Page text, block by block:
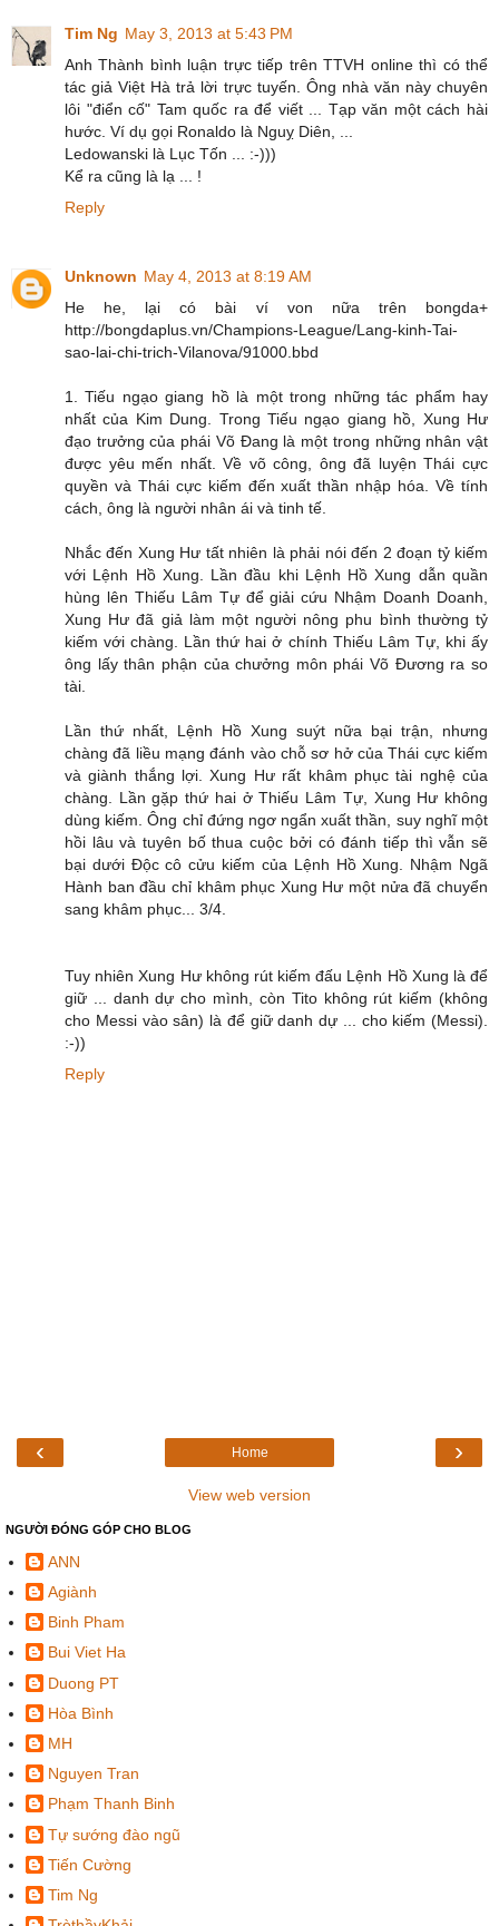
Tim Ng May 3, 2013 at 5:43 PM
Anh Thành bình luận trực tiếp trên TTVH online thì có thể
tác giả Việt Hà trả lời trực tuyến. Ông nhà văn này chuyên
lôi "điển cố" Tam quốc ra để viết ... Tạp văn một cách hài
hước. Ví dụ gọi Ronaldo là Nguỵ Diên, ...
Ledowanski là Lục Tốn ... :-)))
Kể ra cũng là lạ ... !
Reply
Unknown May 4, 2013 at 8:19 AM
He he, lại có bài ví von nữa trên bongda+
http://bongdaplus.vn/Champions-League/Lang-kinh-Tai-
sao-lai-chi-trich-Vilanova/91000.bbd
1. Tiếu ngạo giang hồ là một trong những tác phẩm hay
nhất của Kim Dung. Trong Tiếu ngạo giang hồ, Xung Hư
đạo trưởng của phái Võ Đang là một trong những nhân vật
được yêu mến nhất. Về võ công, ông đã luyện Thái cực
quyền và Thái cực kiếm đến xuất thần nhập hóa. Về tính
cách, ông là người nhân ái và tinh tế.
Nhắc đến Xung Hư tất nhiên là phải nói đến 2 đoạn tỷ kiếm
với Lệnh Hồ Xung. Lần đầu khi Lệnh Hồ Xung dẫn quần
hùng lên Thiếu Lâm Tự để giải cứu Nhậm Doanh Doanh,
Xung Hư đã giả làm một người nông phu bình thường tỷ
kiếm với chàng. Lần thứ hai ở chính Thiếu Lâm Tự, khi ấy
ông lấy thân phận của chưởng môn phái Võ Đương ra so
tài.
Lần thứ nhất, Lệnh Hồ Xung suýt nữa bại trận, nhưng
chàng đã liều mạng đánh vào chỗ sơ hở của Thái cực kiếm
và giành thắng lợi. Xung Hư rất khâm phục tài nghệ của
chàng. Lần gặp thứ hai ở Thiếu Lâm Tự, Xung Hư không
dùng kiếm. Ông chỉ đứng ngơ ngẩn xuất thần, suy nghĩ một
hồi lâu và tuyên bố thua cuộc bởi có đánh tiếp thì vẫn sẽ
bại dưới Độc cô cửu kiếm của Lệnh Hồ Xung. Nhậm Ngã
Hành ban đầu chỉ khâm phục Xung Hư một nửa đã chuyển
sang khâm phục... 3/4.
Tuy nhiên Xung Hư không rút kiếm đấu Lệnh Hồ Xung là để
giữ ... danh dự cho mình, còn Tito không rút kiếm (không
cho Messi vào sân) là để giữ danh dự ... cho kiếm (Messi).
:-))
Reply
‹ ›
Home
View web version
NGƯỜI ĐÓNG GÓP CHO BLOG
ANN
Agiành
Binh Pham
Bui Viet Ha
Duong PT
Hòa Bình
MH
Nguyen Tran
Phạm Thanh Binh
Tự sướng đào ngũ
Tiến Cường
Tim Ng